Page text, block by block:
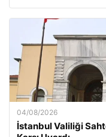
04/08/2026
İstanbul Valiliği